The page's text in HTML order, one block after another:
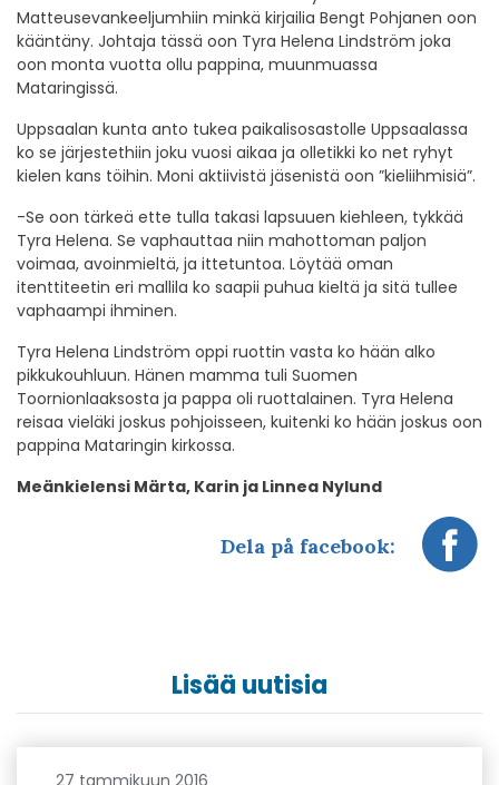
Matteusevankeeljumhiin minkä kirjailia Bengt Pohjanen oon
kääntäny. Johtaja tässä oon Tyra Helena Lindström joka
oon monta vuotta ollu pappina, muunmuassa
Mataringissä.
Uppsaalan kunta anto tukea paikalisosastolle Uppsaalassa
ko se järjestethiin joku vuosi aikaa ja olletikki ko net ryhyt
kielen kans töihin. Moni aktiivistä jäsenistä oon ”kieliihmisiä”.
-Se oon tärkeä ette tulla takasi lapsuuen kiehleen, tykkää
Tyra Helena. Se vaphauttaa niin mahottoman paljon
voimaa, avoinmieltä, ja ittetuntoa. Löytää oman
itenttiteetin eri mallila ko saapii puhua kieltä ja sitä tullee
vaphaampi ihminen.
Tyra Helena Lindström oppi ruottin vasta ko hään alko
pikkukouhluun. Hänen mamma tuli Suomen
Toornionlaaksosta ja pappa oli ruottalainen. Tyra Helena
reisaa vieläki joskus pohjoisseen, kuitenki ko hään joskus oon
pappina Mataringin kirkossa.
Meänkielensi Märta, Karin ja Linnea Nylund
Dela på facebook:
Lisää uutisia
27 tammikuun 2016